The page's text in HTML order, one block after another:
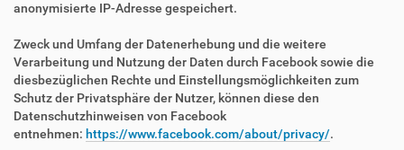
anonymisierte IP-Adresse gespeichert.
Zweck und Umfang der Datenerhebung und die weitere
Verarbeitung und Nutzung der Daten durch Facebook sowie die
diesbezüglichen Rechte und Einstellungsmöglichkeiten zum
Schutz der Privatsphäre der Nutzer, können diese den
Datenschutzhinweisen von Facebook
entnehmen: https://www.facebook.com/about/privacy/.